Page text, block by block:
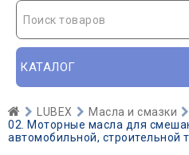
Поиск товаров
КАТАЛОГ
LUBEX
Масла и смазки
02. Моторные масла для
автомобильной, строительной